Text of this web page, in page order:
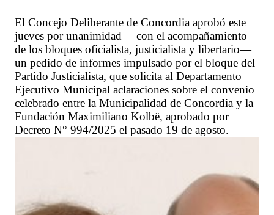
El Concejo Deliberante de Concordia aprobó este
jueves por unanimidad —con el acompañamiento
de los bloques oficialista, justicialista y libertario—
un pedido de informes impulsado por el bloque del
Partido Justicialista, que solicita al Departamento
Ejecutivo Municipal aclaraciones sobre el convenio
celebrado entre la Municipalidad de Concordia y la
Fundación Maximiliano Kolbë, aprobado por
Decreto N° 994/2025 el pasado 19 de agosto.